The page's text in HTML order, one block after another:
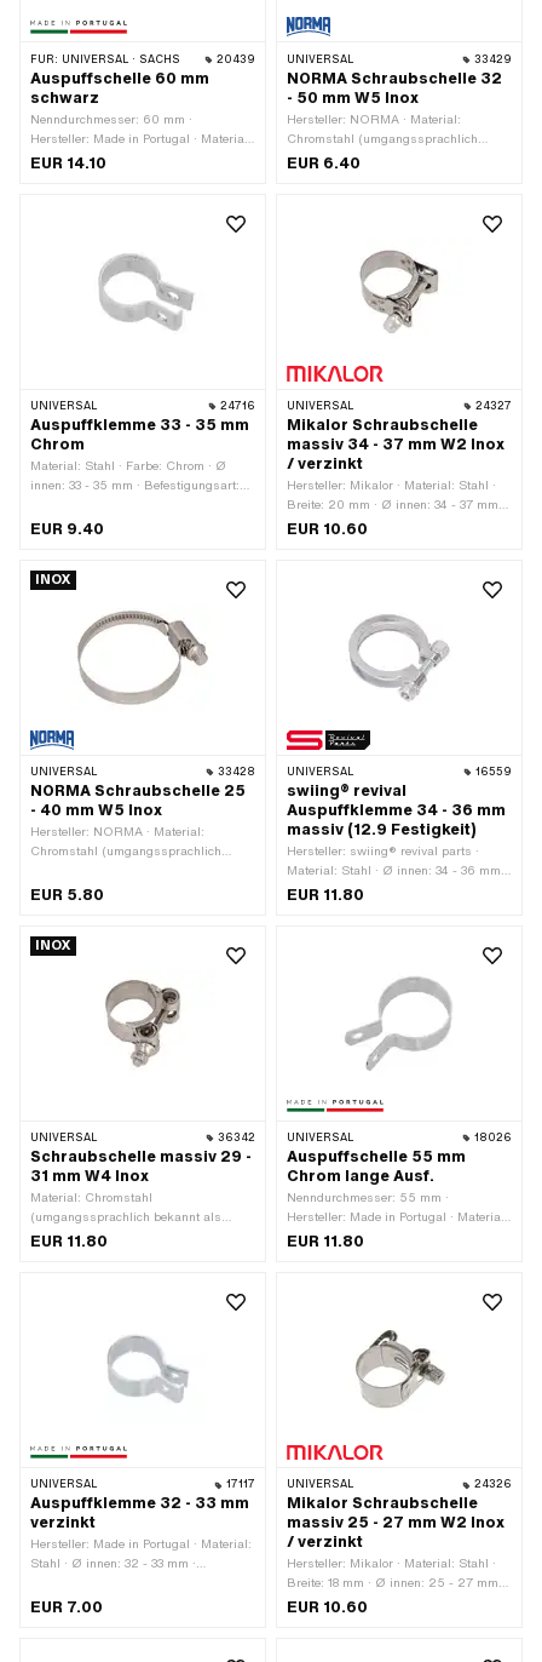
FÜR: UNIVERSAL · SACHS 20439
Auspuffschelle 60 mm
schwarz
Nenndurchmesser: 60 mm ·
Hersteller: Made in Portugal · Material:
Stahl · Farbe: schwarz · Breite: 20
EUR 14.10
UNIVERSAL 33429
NORMA Schraubschelle 32
- 50 mm W5 Inox
Hersteller: NORMA · Material:
Chromstahl (umgangssprachlich
bekannt als Nirosta) · Breite: 9 mm ·
EUR 6.40
UNIVERSAL 24716
Auspuffklemme 33 - 35 mm
Chrom
Material: Stahl · Farbe: Chrom · Ø
innen: 33 - 35 mm · Befestigungsart:
verchromt
EUR 9.40
UNIVERSAL 24327
Mikalor Schraubschelle
massiv 34 - 37 mm W2 Inox
/ verzinkt
Hersteller: Mikalor · Material: Stahl ·
Breite: 20 mm · Ø innen: 34 - 37 mm ·
Oberfläche: verzinkt (blau) ·
EUR 10.60
INOX
UNIVERSAL 33428
NORMA Schraubschelle 25
- 40 mm W5 Inox
Hersteller: NORMA · Material:
Chromstahl (umgangssprachlich
Ø innen: 25 - 40 mm · Anzahl
EUR 5.80
UNIVERSAL 16559
swiing® revival
Auspuffklemme 34 - 36 mm
massiv (12.9 Festigkeit)
Hersteller: swiing® revival parts ·
Material: Stahl · Ø innen: 34 - 36 mm ·
Befestigungsart: Schrauben & Muttern
EUR 11.80
INOX
UNIVERSAL 36342
Schraubschelle massiv 29 -
31 mm W4 Inox
Material: Chromstahl
(umgangssprachlich bekannt als
Nirosta) · Breite: 20 mm ·
EUR 11.80
UNIVERSAL 18026
Auspuffschelle 55 mm
Chrom lange Ausf.
Nenndurchmesser: 55 mm ·
Hersteller: Made in Portugal · Material:
Stahl · Farbe: Chrom · Breite: 20 mm ·
EUR 11.80
UNIVERSAL 17117
Auspuffklemme 32 - 33 mm
verzinkt
Hersteller: Made in Portugal · Material:
Stahl · Ø innen: 32 - 33 mm ·
· Oberfläche: verzinkt (blau)
EUR 7.00
UNIVERSAL 24326
Mikalor Schraubschelle
massiv 25 - 27 mm W2 Inox
/ verzinkt
Hersteller: Mikalor · Material: Stahl ·
Breite: 18 mm · Ø innen: 25 - 27 mm ·
Oberfläche: verzinkt (blau)
EUR 10.60